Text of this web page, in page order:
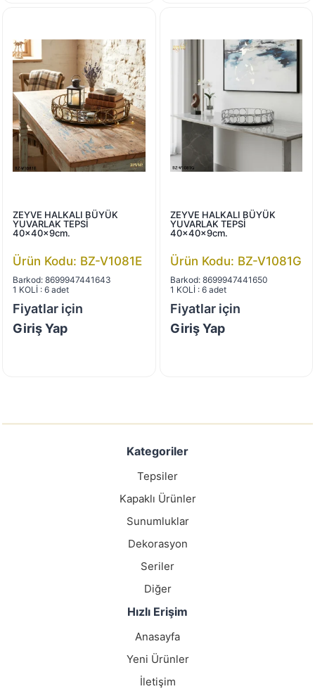
ZEYVE HALKALI BÜYÜK
YUVARLAK TEPSİ
40x40x9cm.
Ürün Kodu: BZ-V1081E
Barkod: 8699947441643
1 KOLİ : 6 adet
Fiyatlar için
Giriş Yap
ZEYVE HALKALI BÜYÜK
YUVARLAK TEPSİ
40x40x9cm.
Ürün Kodu: BZ-V1081G
Barkod: 8699947441650
1 KOLİ : 6 adet
Fiyatlar için
Giriş Yap
Kategoriler
Tepsiler
Kapaklı Ürünler
Sunumluklar
Dekorasyon
Seriler
Diğer
Hızlı Erişim
Anasayfa
Yeni Ürünler
İletişim